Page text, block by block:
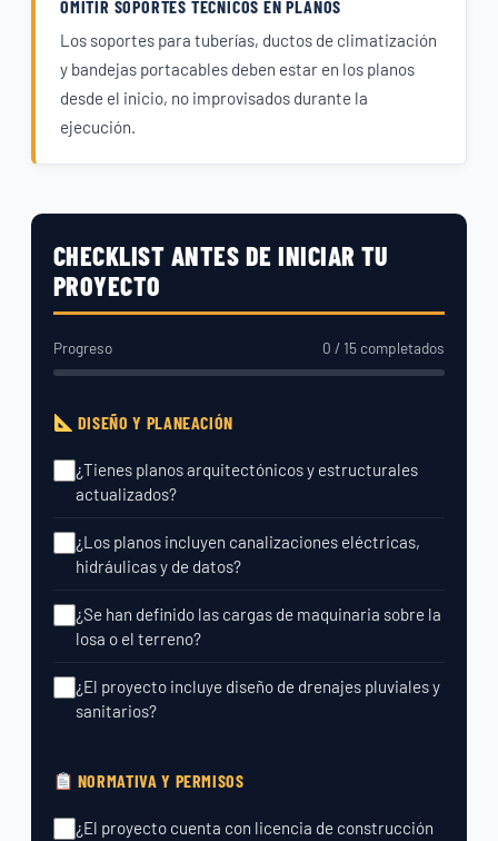
OMITIR SOPORTES TÉCNICOS EN PLANOS
Los soportes para tuberías, ductos de climatización
y bandejas portacables deben estar en los planos
desde el inicio, no improvisados durante la
ejecución.
CHECKLIST ANTES DE INICIAR TU
PROYECTO
Progreso 0 / 15 completados
DISEÑO Y PLANEACIÓN
¿Tienes planos arquitectónicos y estructurales
actualizados?
¿Los planos incluyen canalizaciones eléctricas,
hidráulicas y de datos?
¿Se han definido las cargas de maquinaria sobre la
losa o el terreno?
¿El proyecto incluye diseño de drenajes pluviales y
sanitarios?
NORMATIVA Y PERMISOS
¿El proyecto cuenta con licencia de construcción